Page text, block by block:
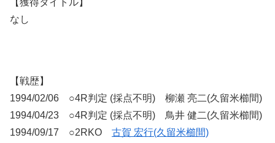
なし
【戦歴】
1994/02/06 ○4R判定 (採点不明) 柳瀬 亮二(久留米櫛間)
1994/04/23 ○4R判定 (採点不明) 鳥井 健二(久留米櫛間)
1994/09/17 ○2RKO 古賀 宏行(久留米櫛間)